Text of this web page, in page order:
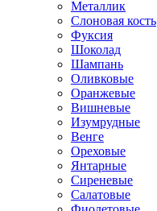
Металлик
Слоновая кость
Фуксия
Шоколад
Шампань
Оливковые
Оранжевые
Вишневые
Изумрудные
Венге
Ореховые
Янтарные
Сиреневые
Салатовые